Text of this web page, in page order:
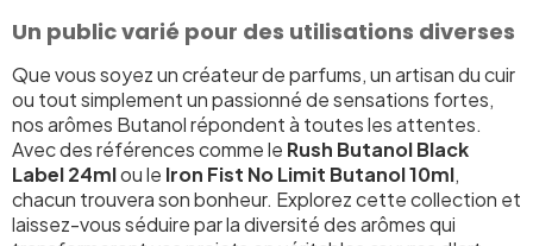
Un public varié pour des utilisations diverses
Que vous soyez un créateur de parfums, un artisan du cuir
ou tout simplement un passionné de sensations fortes,
nos arômes Butanol répondent à toutes les attentes.
Avec des références comme le Rush Butanol Black
Label 24mlou le Iron Fist No Limit Butanol 10ml,
chacun trouvera son bonheur. Explorez cette collection et
laissez-vous séduire par la diversité des arômes qui